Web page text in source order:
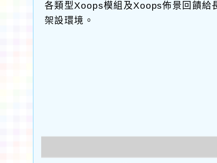
各類型Xoops模組及Xoops佈景回饋給
架設環境。